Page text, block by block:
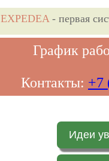
EXPEDEA- первая
График
Контакты: +7
Идеи